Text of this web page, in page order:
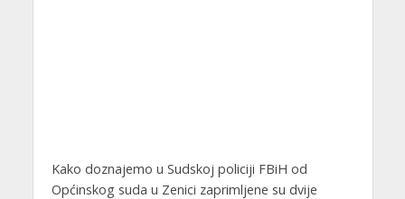
Kako doznajemo u Sudskoj policiji FBiH od
Općinskog suda u Zenici zaprimljene su dvije